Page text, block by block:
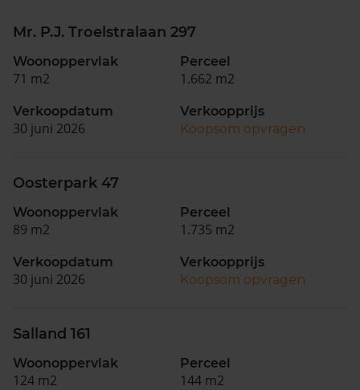
Mr. P.J. Troelstralaan 297
Woonoppervlak
71 m2
Perceel
1.662 m2
Verkoopdatum
30 juni 2026
Verkoopprijs
Koopsom opvragen
Oosterpark 47
Woonoppervlak
89 m2
Perceel
1.735 m2
Verkoopdatum
30 juni 2026
Verkoopprijs
Koopsom opvragen
Salland 161
Woonoppervlak
124 m2
Perceel
144 m2